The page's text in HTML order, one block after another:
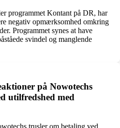
programmet Kontant på DR, har
negativ opmærksomhed omkring
Programmet synes at have
svindel og manglende
på Nowotechs
utilfredshed med